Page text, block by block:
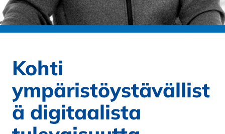
Kohti
ympäristöystävällist
ä digitaalista